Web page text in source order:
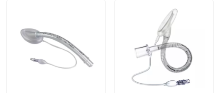
فيديوهات
حولنا
جولة في المصنع